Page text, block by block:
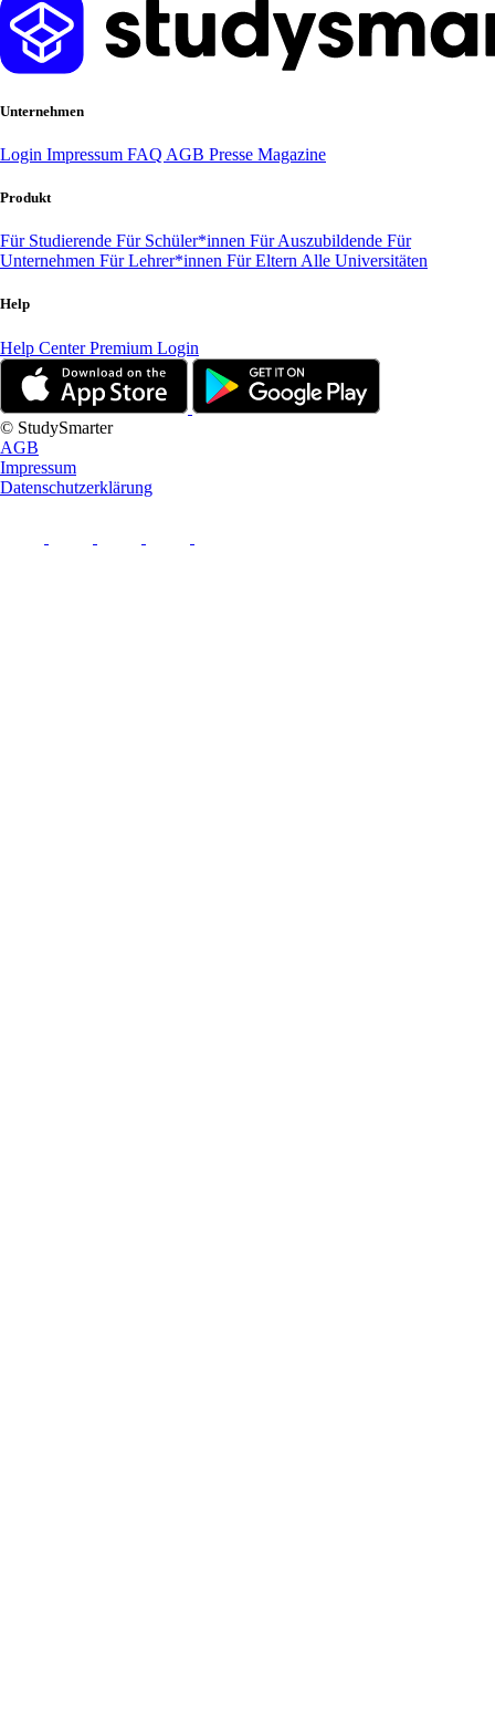
Unternehmen
Login Impressum FAQ AGB Presse Magazine
Produkt
Für Studierende Für Schüler*innen Für Auszubildende Für
Unternehmen Für Lehrer*innen Für Eltern Alle Universitäten
Help
Help CenterPremium Login
© StudySmarter
AGB
Impressum
Datenschutzerklärung